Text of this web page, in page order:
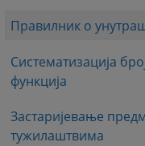
Правилник о
Систематизација
функција
Застаријевање
тужилаштвима